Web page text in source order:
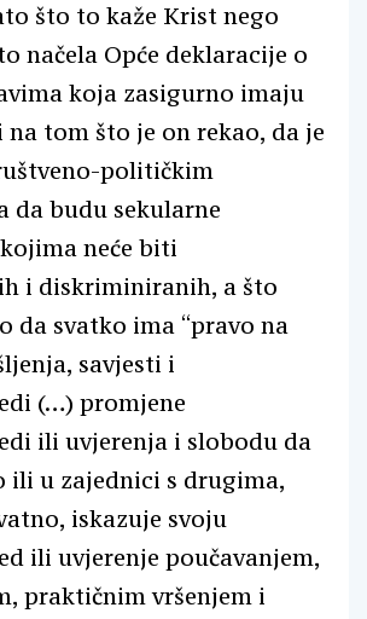
što to kaže Krist nego
načela Opće deklaracije o
koja zasigurno imaju
na tom što je on rekao, da je
političkim
da budu sekularne
neće biti
i diskriminiranih, a što
da svatko ima “pravo na
savjesti i
(…) promjene
ili uvjerenja i slobodu da
ili u zajednici s drugima,
iskazuje svoju
ili uvjerenje poučavanjem,
praktičnim vršenjem i